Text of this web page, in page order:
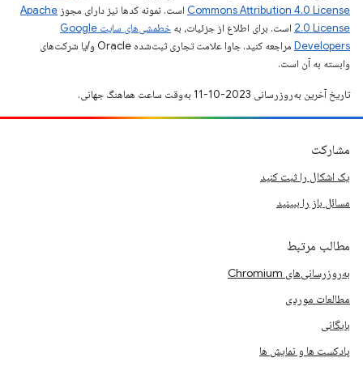
Commons Attribution 4.0 License است. نمونه کدها نیز دارای مجوز Apache
2.0 License است. برای اطلاع از جزئیات، به
خطمشی‌های سایت Google
Developers‏
مراجعه کنید. جاوا علامت تجاری ثبت‌شده Oracle و/یا شرکت‌های
وابسته به آن است.
تاریخ آخرین به‌روزرسانی 2023-10-11 به‌وقت ساعت هماهنگ جهانی.
مشارکت
یک اشکال را ثبت کنید
مسائل باز را ببینید
مطالب مرتبط
به‌روزرسانی‌های Chromium
مطالعات موردی
بایگانی
پادکست ها و نمایش ها